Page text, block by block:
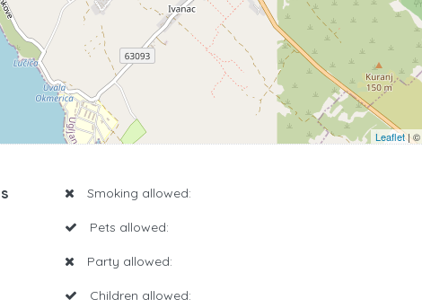
Leaflet| ©
Smoking allowed:
Pets allowed:
Party allowed:
Children allowed: